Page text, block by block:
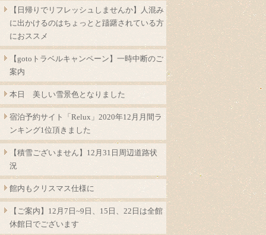
【日帰りでリフレッシュしませんか】人混み
に出かけるのはちょっとと躊躇されている方
におススメ
【gotoトラベルキャンペーン】一時中断のご
案内
本日 美しい雪景色となりました
宿泊予約サイト「Relux」2020年12月月間ラ
ンキング1位頂きました
【積雪ございません】12月31日周辺道路状
況
館内もクリスマス仕様に
【ご案内】12月7日~9日、15日、22日は全館
休館日でございます